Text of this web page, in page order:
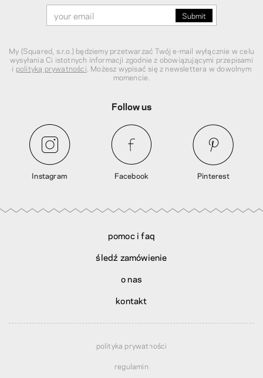
My (Squared, s.r.o.) będziemy przetwarzać Twój e-mail wyłącznie w celu
wysyłania Ci istotnych informacji zgodnie z obowiązującymi przepisami
i polityką prywatności . Możesz wypisać się z newslettera w dowolnym
momencie.
Follow us
Instagram Facebook Pinterest
pomoc i faq
śledź zamówienie
o nas
kontakt
polityka prywatności
regulamin